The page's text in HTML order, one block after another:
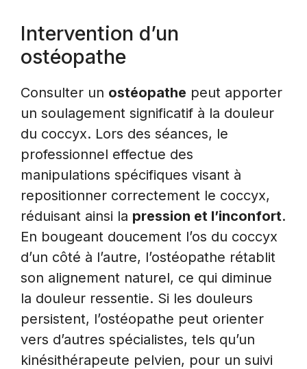
Intervention d’un
ostéopathe
Consulter un ostéopathe peut apporter
un soulagement significatif à la douleur
du coccyx. Lors des séances, le
professionnel effectue des
manipulations spécifiques visant à
repositionner correctement le coccyx,
réduisant ainsi la pression et l’inconfort.
En bougeant doucement l’os du coccyx
d’un côté à l’autre, l’ostéopathe rétablit
son alignement naturel, ce qui diminue
la douleur ressentie. Si les douleurs
persistent, l’ostéopathe peut orienter
vers d’autres spécialistes, tels qu’un
kinésithérapeute pelvien, pour un suivi